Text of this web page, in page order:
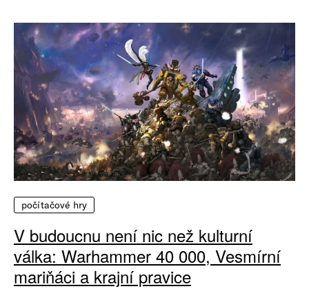
počítačové hry
V budoucnu není nic než kulturní
válka: Warhammer 40 000, Vesmírní
mariňáci a krajní pravice